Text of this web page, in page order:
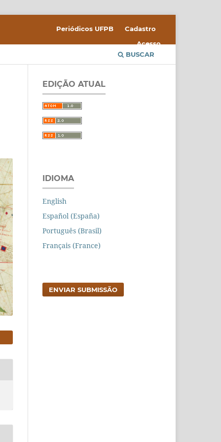
BUSCAR
Periódicos UFPB
Cadastro
Acesso
EDIÇÃO ATUAL
IDIOMA
English
Español (España)
Português (Brasil)
Français (France)
ENVIAR SUBMISSÃO